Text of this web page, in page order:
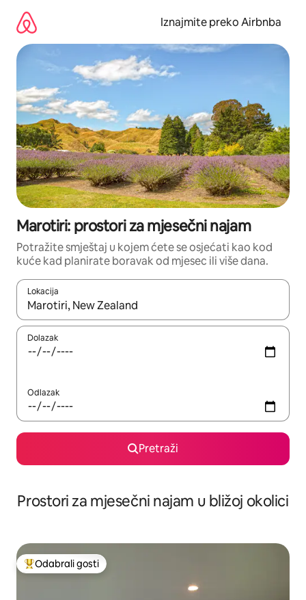
sadržaj
Iznajmite preko Airbnba
Marotiri: prostori za mjesečni najam
Potražite smještaj u kojem ćete se osjećati kao kod
kuće kad planirate boravak od mjesec ili više dana.
Lokacija
Kada budu dostupni rezultati, moći ćete ih pregledati
Dolazak
Odlazak
Pretraži
Prostori za mjesečni najam u bližoj okolici
Među najviše rangiranima s oznakom „Odabrali gosti”
Odabrali gosti